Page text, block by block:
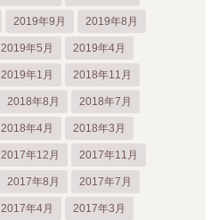
2019年9月 2019年8月
2019年5月 2019年4月
2019年1月 2018年11月
2018年8月 2018年7月
2018年4月 2018年3月
2017年12月 2017年11月
2017年8月 2017年7月
2017年4月 2017年3月